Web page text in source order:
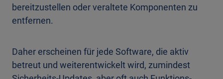
bereitzustellen oder veraltete Komponenten zu
entfernen.
Daher erscheinen für jede Software, die aktiv
betreut und weiterentwickelt wird, zumindest